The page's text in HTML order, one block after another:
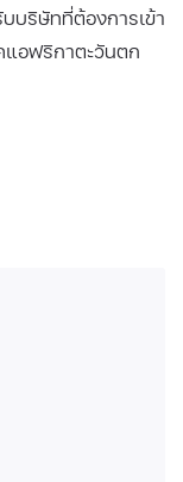
บริษัทที่ต้องการเข้า
แอฟริกาตะวันตก